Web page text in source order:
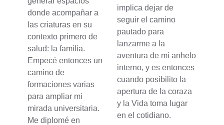
donde acompañar a
las criaturas en su
contexto primero de
salud: la familia.
Empecé entonces un
camino de
formaciones varias
para ampliar mi
mirada universitaria.
Me diplomé en
implica dejar de
seguir el camino
pautado para
lanzarme a la
aventura de mi anhelo
interno, y es entonces
cuando posibilito la
apertura de la coraza
y la Vida toma lugar
en el cotidiano.